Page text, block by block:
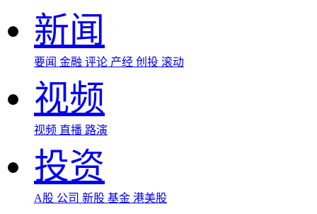
新闻
要闻 金融 评论 产经 创投 滚动
视频
视频 直播 路演
投资
A股 公司 新股 基金 港美股